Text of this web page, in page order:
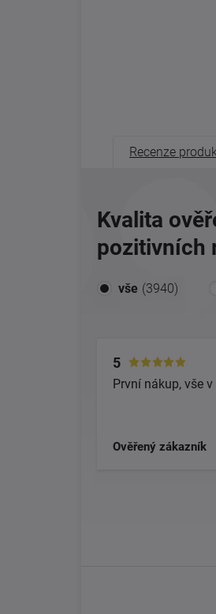
Recenze
Kvalita
pozitivních
vše (3940)
5
První nákup, vše
Ověřený zákazník